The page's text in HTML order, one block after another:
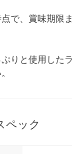
で、賞味期限
りと使用した
ペック